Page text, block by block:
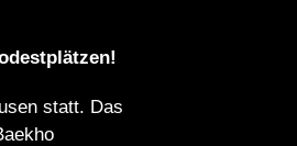
statt. Das